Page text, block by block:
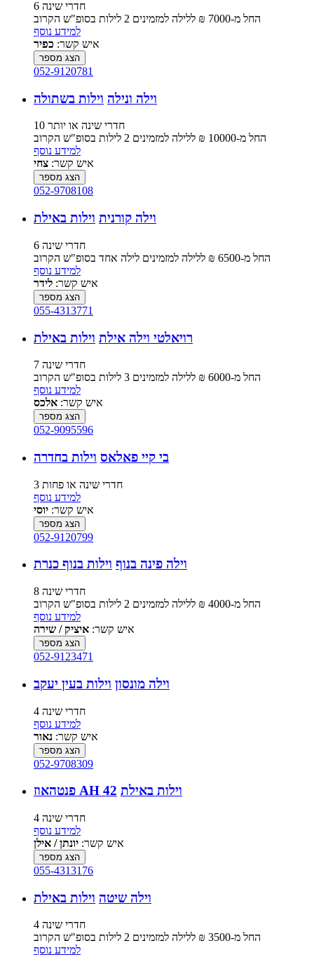
6 חדרי שינה
החל מ-‏7000 ₪ ללילה למזמינים 2 לילות בסופ"ש הקרוב
למידע נוסף
איש קשר: כפיר
הצג מספר
052-9120781
וילה ונילה וילות בשתולה
10 חדרי שינה או יותר
החל מ-‏10000 ₪ ללילה למזמינים 2 לילות בסופ"ש הקרוב
למידע נוסף
איש קשר: צחי
הצג מספר
052-9708108
וילה קורנית וילות באילת
6 חדרי שינה
החל מ-‏6500 ₪ ללילה למזמינים לילה אחד בסופ"ש הקרוב
למידע נוסף
איש קשר: לידר
הצג מספר
055-4313771
רויאלטי וילה אילת וילות באילת
7 חדרי שינה
החל מ-‏6000 ₪ ללילה למזמינים 3 לילות בסופ"ש הקרוב
למידע נוסף
איש קשר: אלכס
הצג מספר
052-9095596
בי קיי פאלאס וילות בחדרה
3 חדרי שינה או פחות
למידע נוסף
איש קשר: יוסי
הצג מספר
052-9120799
וילה פינה בנוף וילות בנוף כנרת
8 חדרי שינה
החל מ-‏4000 ₪ ללילה למזמינים 2 לילות בסופ"ש הקרוב
למידע נוסף
איש קשר: איציק / שירה
הצג מספר
052-9123471
וילה מונסון וילות בעין יעקב
4 חדרי שינה
למידע נוסף
איש קשר: נאור
הצג מספר
052-9708309
פנטהאוז AH 42 וילות באילת
4 חדרי שינה
למידע נוסף
איש קשר: יונתן / אילן
הצג מספר
055-4313176
וילה שיטה וילות באילת
4 חדרי שינה
החל מ-‏3500 ₪ ללילה למזמינים 2 לילות בסופ"ש הקרוב
למידע נוסף